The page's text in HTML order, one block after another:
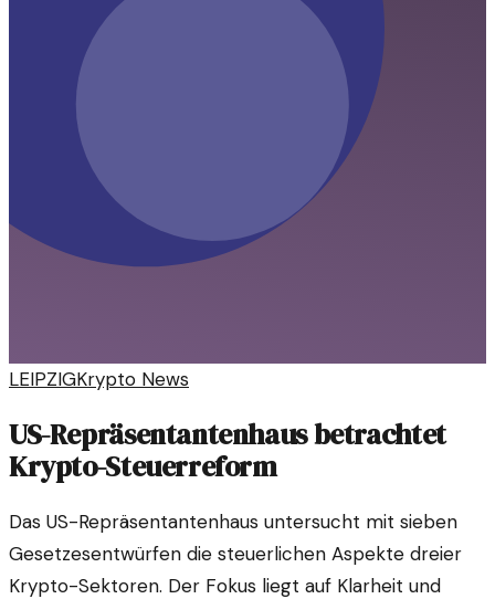
LEIPZIGKrypto News
US-Repräsentantenhaus betrachtet
Krypto-Steuerreform
Das US-Repräsentantenhaus untersucht mit sieben
Gesetzesentwürfen die steuerlichen Aspekte dreier
Krypto-Sektoren. Der Fokus liegt auf Klarheit und